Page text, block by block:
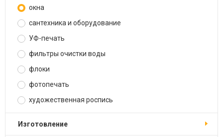
окна
сантехника и оборудование
УФ-печать
фильтры очистки воды
флоки
фотопечать
художественная роспись
изготовление